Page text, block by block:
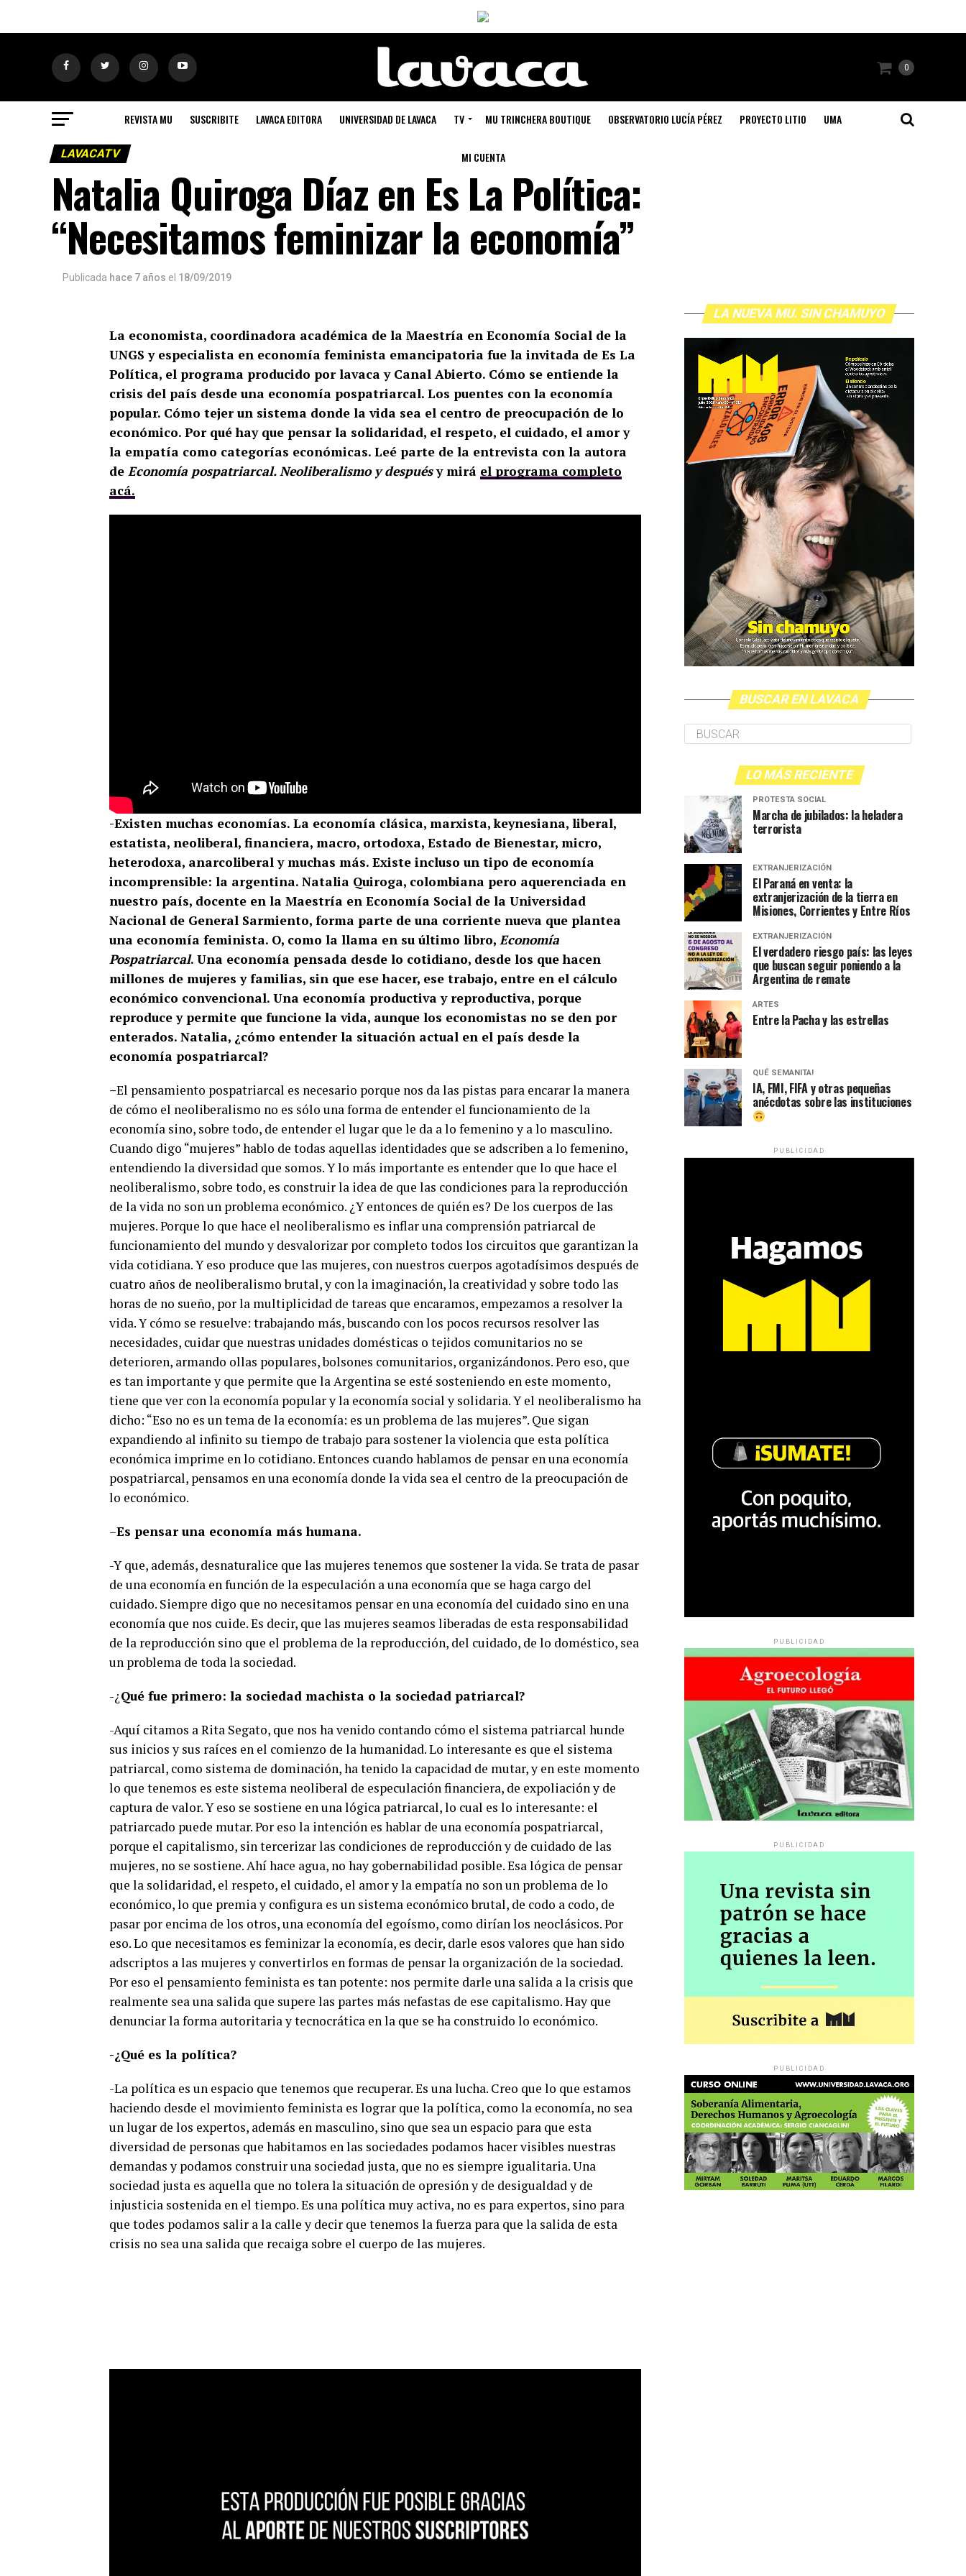
0
REVISTA MU SUSCRIBITE LAVACA EDITORA UNIVERSIDAD DE LAVACA TV MU TRINCHERA BOUTIQUE OBSERVATORIO LUCÍA PÉREZ PROYECTO LITIO UMA
MI CUENTA
LAVACATV
Natalia Quiroga Díaz en Es La Política:
“Necesitamos feminizar la economía”
Publicada hace 7 años el 18/09/2019
La economista, coordinadora académica de la Maestría en Economía Social de la
UNGS y especialista en economía feminista emancipatoria fue la invitada de Es La
Política, el programa producido por lavaca y Canal Abierto. Cómo se entiende la
crisis del país desde una economía pospatriarcal. Los puentes con la economía
popular. Cómo tejer un sistema donde la vida sea el centro de preocupación de lo
económico. Por qué hay que pensar la solidaridad, el respeto, el cuidado, el amor y
la empatía como categorías económicas. Leé parte de la entrevista con la autora
de Economía pospatriarcal. Neoliberalismo y despuésy mirá el programa completo
acá.
-Existen muchas economías. La economía clásica, marxista, keynesiana, liberal,
estatista, neoliberal, financiera, macro, ortodoxa, Estado de Bienestar, micro,
heterodoxa, anarcoliberal y muchas más. Existe incluso un tipo de economía
incomprensible: la argentina. Natalia Quiroga, colombiana pero aquerenciada en
nuestro país, docente en la Maestría en Economía Social de la Universidad
Nacional de General Sarmiento, forma parte de una corriente nueva que plantea
una economía feminista. O, como la llama en su último libro, Economía
Pospatriarcal. Una economía pensada desde lo cotidiano, desde los que hacen
millones de mujeres y familias, sin que ese hacer, ese trabajo, entre en el cálculo
económico convencional. Una economía productiva y reproductiva, porque
reproduce y permite que funcione la vida, aunque los economistas no se den por
enterados. Natalia, ¿cómo entender la situación actual en el país desde la
economía pospatriarcal?
–El pensamiento pospatriarcal es necesario porque nos da las pistas para encarar la manera
de cómo el neoliberalismo no es sólo una forma de entender el funcionamiento de la
economía sino, sobre todo, de entender el lugar que le da a lo femenino y a lo masculino.
Cuando digo “mujeres” hablo de todas aquellas identidades que se adscriben a lo femenino,
entendiendo la diversidad que somos. Y lo más importante es entender que lo que hace el
neoliberalismo, sobre todo, es construir la idea de que las condiciones para la reproducción
de la vida no son un problema económico. ¿Y entonces de quién es? De los cuerpos de las
mujeres. Porque lo que hace el neoliberalismo es inflar una comprensión patriarcal de
funcionamiento del mundo y desvalorizar por completo todos los circuitos que garantizan la
vida cotidiana. Y eso produce que las mujeres, con nuestros cuerpos agotadísimos después de
cuatro años de neoliberalismo brutal, y con la imaginación, la creatividad y sobre todo las
horas de no sueño, por la multiplicidad de tareas que encaramos, empezamos a resolver la
vida. Y cómo se resuelve: trabajando más, buscando con los pocos recursos resolver las
necesidades, cuidar que nuestras unidades domésticas o tejidos comunitarios no se
deterioren, armando ollas populares, bolsones comunitarios, organizándonos. Pero eso, que
es tan importante y que permite que la Argentina se esté sosteniendo en este momento,
tiene que ver con la economía popular y la economía social y solidaria. Y el neoliberalismo ha
dicho: “Eso no es un tema de la economía: es un problema de las mujeres”. Que sigan
expandiendo al infinito su tiempo de trabajo para sostener la violencia que esta política
económica imprime en lo cotidiano. Entonces cuando hablamos de pensar en una economía
pospatriarcal, pensamos en una economía donde la vida sea el centro de la preocupación de
lo económico.
–Es pensar una economía más humana.
-Y que, además, desnaturalice que las mujeres tenemos que sostener la vida. Se trata de pasar
de una economía en función de la especulación a una economía que se haga cargo del
cuidado. Siempre digo que no necesitamos pensar en una economía del cuidado sino en una
economía que nos cuide. Es decir, que las mujeres seamos liberadas de esta responsabilidad
de la reproducción sino que el problema de la reproducción, del cuidado, de lo doméstico, sea
un problema de toda la sociedad.
-¿Qué fue primero: la sociedad machista o la sociedad patriarcal?
-Aquí citamos a Rita Segato, que nos ha venido contando cómo el sistema patriarcal hunde
sus inicios y sus raíces en el comienzo de la humanidad. Lo interesante es que el sistema
patriarcal, como sistema de dominación, ha tenido la capacidad de mutar, y en este momento
lo que tenemos es este sistema neoliberal de especulación financiera, de expoliación y de
captura de valor. Y eso se sostiene en una lógica patriarcal, lo cual es lo interesante: el
patriarcado puede mutar. Por eso la intención es hablar de una economía pospatriarcal,
porque el capitalismo, sin tercerizar las condiciones de reproducción y de cuidado de las
mujeres, no se sostiene. Ahí hace agua, no hay gobernabilidad posible. Esa lógica de pensar
que la solidaridad, el respeto, el cuidado, el amor y la empatía no son un problema de lo
económico, lo que premia y configura es un sistema económico brutal, de codo a codo, de
pasar por encima de los otros, una economía del egoísmo, como dirían los neoclásicos. Por
eso. Lo que necesitamos es feminizar la economía, es decir, darle esos valores que han sido
adscriptos a las mujeres y convertirlos en formas de pensar la organización de la sociedad.
Por eso el pensamiento feminista es tan potente: nos permite darle una salida a la crisis que
realmente sea una salida que supere las partes más nefastas de ese capitalismo. Hay que
denunciar la forma autoritaria y tecnocrática en la que se ha construido lo económico.
-¿Qué es la política?
-La política es un espacio que tenemos que recuperar. Es una lucha. Creo que lo que estamos
haciendo desde el movimiento feminista es lograr que la política, como la economía, no sea
un lugar de los expertos, además en masculino, sino que sea un espacio para que esta
diversidad de personas que habitamos en las sociedades podamos hacer visibles nuestras
demandas y podamos construir una sociedad justa, que no es siempre igualitaria. Una
sociedad justa es aquella que no tolera la situación de opresión y de desigualdad y de
injusticia sostenida en el tiempo. Es una política muy activa, no es para expertos, sino para
que todes podamos salir a la calle y decir que tenemos la fuerza para que la salida de esta
crisis no sea una salida que recaiga sobre el cuerpo de las mujeres.
LA NUEVA MU. SIN CHAMUYO
BUSCAR EN LAVACA
LO MÁS RECIENTE
PROTESTA SOCIAL
Marcha de jubilados: la heladera
terrorista
EXTRANJERIZACIÓN
El Paraná en venta: la
extranjerización de la tierra en
Misiones, Corrientes y Entre Ríos
EXTRANJERIZACIÓN
El verdadero riesgo país: las leyes
que buscan seguir poniendo a la
Argentina de remate
ARTES
Entre la Pacha y las estrellas
QUÉ SEMANITA!
IA, FMI, FIFA y otras pequeñas
anécdotas sobre las instituciones
PUBLICIDAD
PUBLICIDAD
PUBLICIDAD
PUBLICIDAD